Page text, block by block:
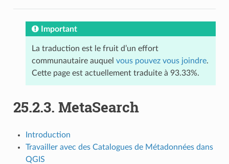
Important
La traduction est le fruit d’un effort
communautaire auquel vous pouvez vous joindre.
Cette page est actuellement traduite à 93.33%.
25.2.3. MetaSearch
Introduction
Travailler avec des Catalogues de Métadonnées dans
QGIS